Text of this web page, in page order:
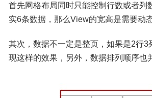
首先网格布局同时只能控制行数或者
实6条数据，那么View的宽高是需要动
其次，数据不一定是整页，如果是2行
现这样的效果，另外，数据排列顺序也